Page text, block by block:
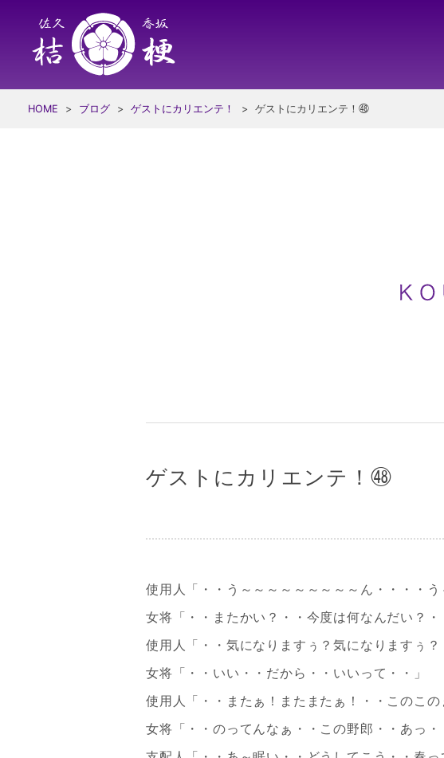
content
HOME > ブログ > ゲストにカリエンテ！ > ゲストにカリエンテ！㊽
ゲストにカリエンテ！㊽
使用人「・・う～～～～～～～～～ん・・・・う
女将「・・またかい？・・今度は何なんだい？
使用人「・・気になりますぅ？気になりますぅ？
女将「・・いい・・だから・・いいって・・」
使用人「・・またぁ！またまたぁ！・・このこの
女将「・・のってんなぁ・・この野郎・・あっ・